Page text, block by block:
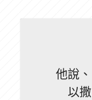
他說
以